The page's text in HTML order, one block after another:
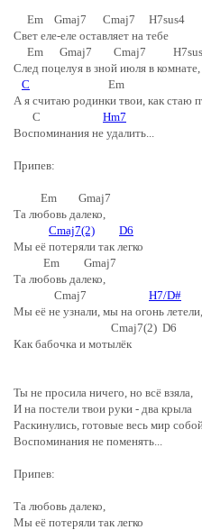
Em Gmaj7 Cmaj7 H7sus4
Свет еле-еле оставляет на тебе
Em Gmaj7 Cmaj7
След поцелуя в зной июля в комнате,
C Em
А я считаю родинки твои, как стаю
C Hm7
Воспоминания не удалить...
Припев:
Em Gmaj7
Та любовь далеко,
Cmaj7(2)
D6
Мы её потеряли так легко
Em Gmaj7
Та любовь далеко,
Cmaj7 H7/D#
Мы её не узнали, мы на огонь летели,
Cmaj7(2) D6
Как бабочка и мотылёк
Ты не просила ничего, но всё взяла,
И на постели твои руки - два крыла
Раскинулись, готовые весь мир
Воспоминания не поменять...
Припев:
Та любовь далеко,
Мы её потеряли так легко